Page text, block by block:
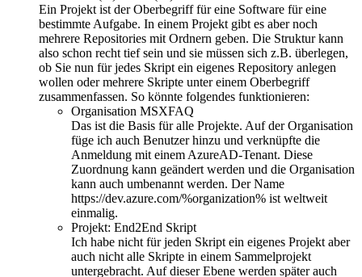
Ein Projekt ist der Oberbegriff für eine Software für eine
bestimmte Aufgabe. In einem Projekt gibt es aber noch
mehrere Repositories mit Ordnern geben. Die Struktur kann
also schon recht tief sein und sie müssen sich z.B. überlegen,
ob Sie nun für jedes Skript ein eigenes Repository anlegen
wollen oder mehrere Skripte unter einem Oberbegriff
zusammenfassen. So könnte folgendes funktionieren:
Organisation MSXFAQ
Das ist die Basis für alle Projekte. Auf der Organisation
füge ich auch Benutzer hinzu und verknüpfte die
Anmeldung mit einem AzureAD-Tenant. Diese
Zuordnung kann geändert werden und die Organisation
kann auch umbenannt werden. Der Name
https://dev.azure.com/%organization% ist weltweit
einmalig.
Projekt: End2End Skript
Ich habe nicht für jeden Skript ein eigenes Projekt aber
auch nicht alle Skripte in einem Sammelprojekt
untergebracht. Auf dieser Ebene werden später auch